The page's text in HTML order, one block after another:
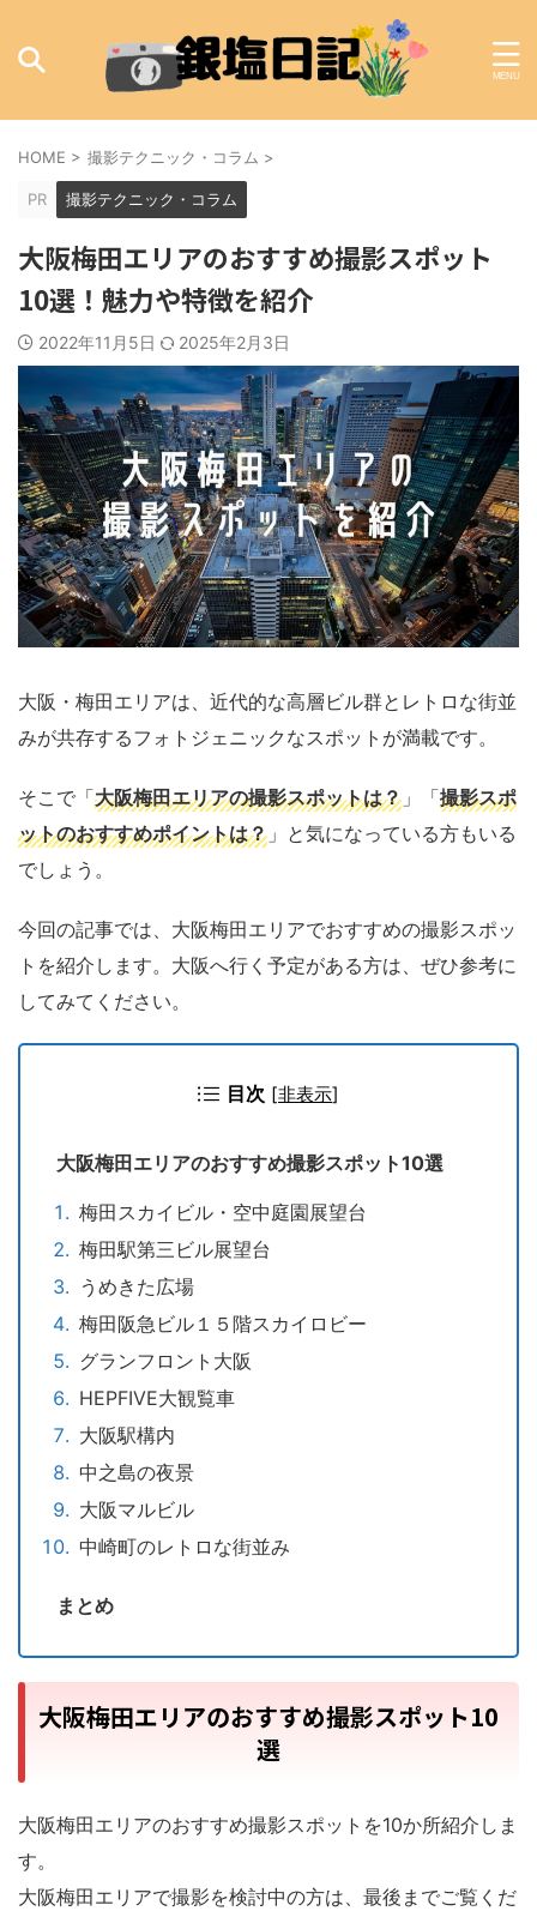
HOME > 撮影テクニック・コラム >
PR 撮影テクニック・コラム
大阪梅田エリアのおすすめ撮影スポット
10選！魅力や特徴を紹介
2022年11月5日 2025年2月3日
大阪・梅田エリアは、近代的な高層ビル群とレトロな街並
みが共存するフォトジェニックなスポットが満載です。
そこで「大阪梅田エリアの撮影スポットは？ 」「撮影スポ
ットのおすすめポイントは？ 」と気になっている方もいる
でしょう。
今回の記事では、 大阪梅田エリアでおすすめの撮影スポッ
ト を紹介します。大阪へ行く予定がある方は、ぜひ参考に
してみてください。
目次 [非表示]
大阪梅田エリアのおすすめ撮影スポット10選
梅田スカイビル・空中庭園展望台
梅田駅第三ビル展望台
うめきた広場
梅田阪急ビル１５階スカイロビー
グランフロント大阪
HEPFIVE大観覧車
大阪駅構内
中之島の夜景
大阪マルビル
中崎町のレトロな街並み
まとめ
大阪梅田エリアのおすすめ撮影スポット10
選
大阪梅田エリアのおすすめ撮影スポットを10か所紹介しま
す。
大阪梅田エリアで撮影を検討中の方は、最後までご覧くだ